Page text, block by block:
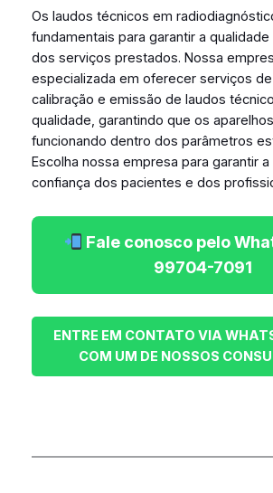
Os laudos técnicos em
fundamentais para garantir a
dos serviços prestados. Nossa
especializada em oferecer serviços
calibração e emissão de laudos
qualidade, garantindo que os
funcionando dentro dos parâmetros
Escolha nossa empresa para garantir
confiança dos pacientes e dos
Fale conosco pelo
99704-7091